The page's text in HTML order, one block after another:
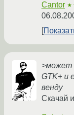
Cantor
>может
GTK+ и
венду
Скачай